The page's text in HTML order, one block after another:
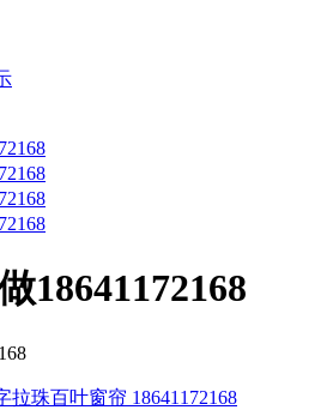
18641172168
拉珠百叶窗帘 18641172168